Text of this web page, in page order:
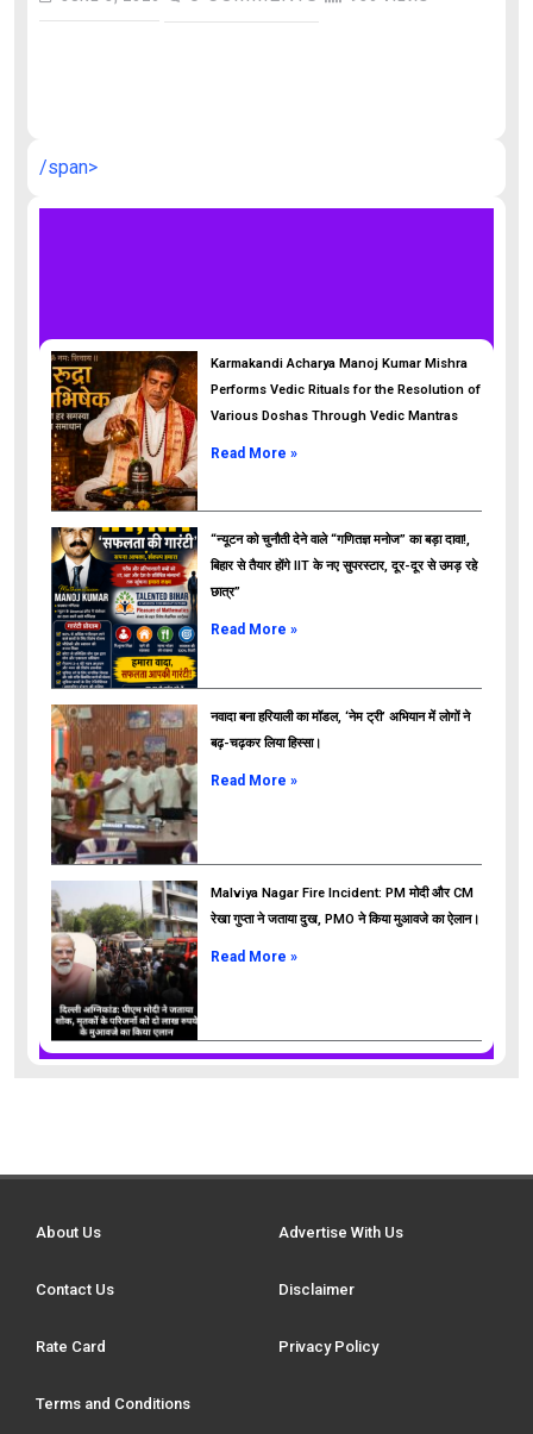
/span>
ads
Karmakandi Acharya Manoj Kumar Mishra
Performs Vedic Rituals for the Resolution of
Various Doshas Through Vedic Mantras
Read More »
“न्यूटन को चुनौती देने वाले “गणितज्ञ मनोज” का बड़ा दावा!,
बिहार से तैयार होंगे IIT के नए सुपरस्टार, दूर-दूर से उमड़ रहे
छात्र”
Read More »
नवादा बना हरियाली का मॉडल, ‘नेम ट्री’ अभियान में लोगों ने
बढ़-चढ़कर लिया हिस्सा।
Read More »
Malviya Nagar Fire Incident: PM मोदी और CM
रेखा गुप्ता ने जताया दुख, PMO ने किया मुआवजे का ऐलान।
Read More »
About Us Advertise With Us
Contact Us Disclaimer
Rate Card Privacy Policy
Terms and Conditions